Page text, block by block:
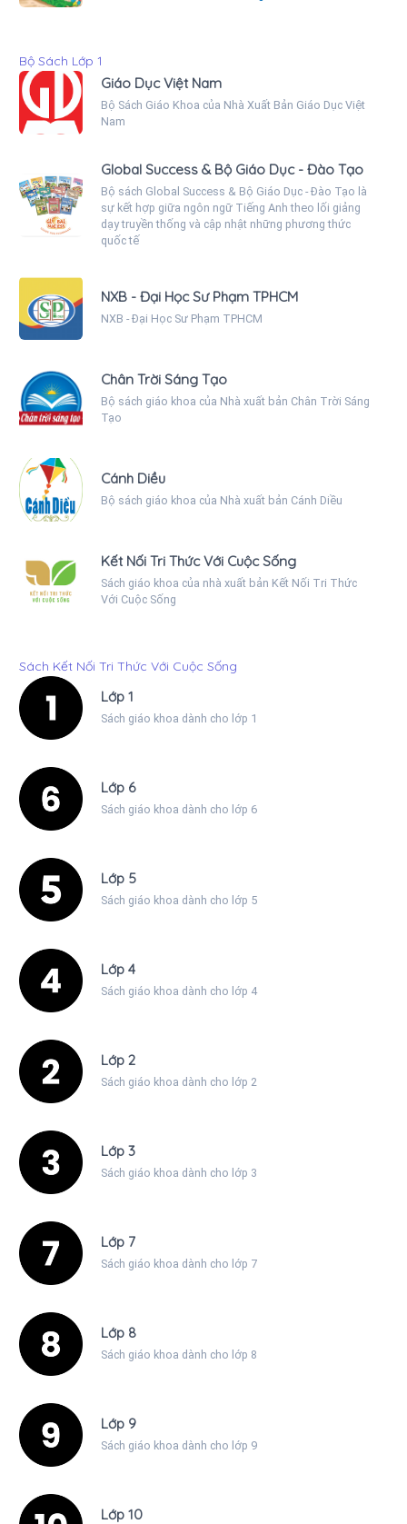
Bộ Sách Lớp 1
Giáo Dục Việt Nam
Bộ Sách Giáo Khoa của Nhà Xuất Bản Giáo Dục Việt
Nam
Global Success & Bộ Giáo Dục - Đào Tạo
Bộ sách Global Success & Bộ Giáo Dục - Đào Tạo là
sự kết hợp giữa ngôn ngữ Tiếng Anh theo lối giảng
dạy truyền thống và cập nhật những phương thức
quốc tế
NXB - Đại Học Sư Phạm TPHCM
NXB - Đại Học Sư Phạm TPHCM
Chân Trời Sáng Tạo
Bộ sách giáo khoa của Nhà xuất bản Chân Trời Sáng
Tạo
Cánh Diều
Bộ sách giáo khoa của Nhà xuất bản Cánh Diều
Kết Nối Tri Thức Với Cuộc Sống
Sách giáo khoa của nhà xuất bản Kết Nối Tri Thức
Với Cuộc Sống
Sách Kết Nối Tri Thức Với Cuộc Sống
Lớp 1
Sách giáo khoa dành cho lớp 1
Lớp 6
Sách giáo khoa dành cho lớp 6
Lớp 5
Sách giáo khoa dành cho lớp 5
Lớp 4
Sách giáo khoa dành cho lớp 4
Lớp 2
Sách giáo khoa dành cho lớp 2
Lớp 3
Sách giáo khoa dành cho lớp 3
Lớp 7
Sách giáo khoa dành cho lớp 7
Lớp 8
Sách giáo khoa dành cho lớp 8
Lớp 9
Sách giáo khoa dành cho lớp 9
Lớp 10